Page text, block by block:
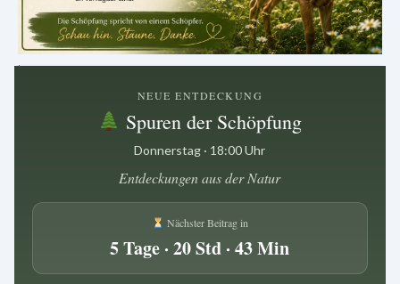
.
NEUE ENTDECKUNG
Spuren der Schöpfung
Donnerstag · 18:00 Uhr
Entdeckungen aus der Natur
Nächster Beitrag in
5 Tage · 20 Std · 43 Min